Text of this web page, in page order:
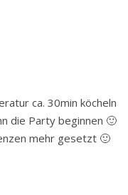
ca. 30min köcheln
die Party beginnen 🙂
mehr gesetzt 🙂